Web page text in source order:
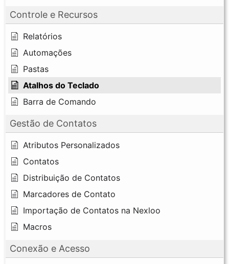
Controle e Recursos
Relatórios
Automações
Pastas
Atalhos do Teclado
Barra de Comando
Gestão de Contatos
Atributos Personalizados
Contatos
Distribuição de Contatos
Marcadores de Contato
Importação de Contatos na Nexloo
Macros
Conexão e Acesso